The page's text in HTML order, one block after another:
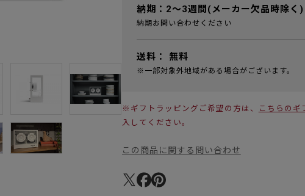
納期：2～3週間(メーカー欠品時除く)
納期お問い合わせください
送料： 無料
※一部対象外地域がある場合がございます。
※ギフトラッピングご希望の方は、 こちらのギ
入してください。
この商品に関する問い合わせ